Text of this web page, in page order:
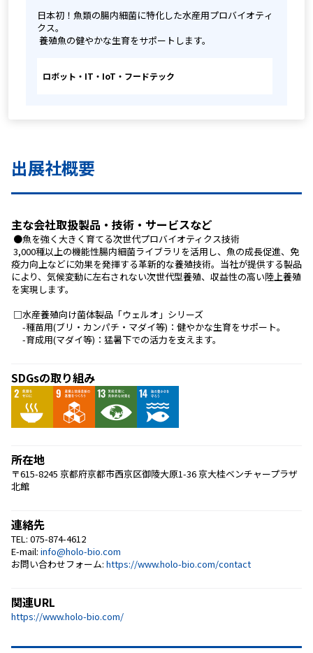
日本初！魚類の腸内細菌に特化した水産用プロバイオティ
クス。
養殖魚の健やかな生育をサポートします。
ロボット・IT・IoT・フードテック
出展社概要
主な会社取扱製品・技術・サービスなど
●魚を強く大きく育てる次世代プロバイオティクス技術
疫力向上などに効果を発揮する革新的な養殖技術。当社が提供する製品
により、気候変動に左右されない次世代型養殖、収益性の高い陸上養殖
を実現します。
□水産養殖向け菌体製品「ウェルオ」シリーズ
-種苗用(ブリ・カンパチ・マダイ等)：健やかな生育をサポート。
-育成用(マダイ等)：猛暑下での活力を支えます。
SDGsの取り組み
所在地
〒615-8245 京都府京都市西京区御陵大原1-36 京大桂ベンチャープラザ
北館
連絡先
TEL: 075-874-4612
E-mail: info@holo-bio.com
お問い合わせフォーム: https://www.holo-bio.com/contact
関連URL
https://www.holo-bio.com/